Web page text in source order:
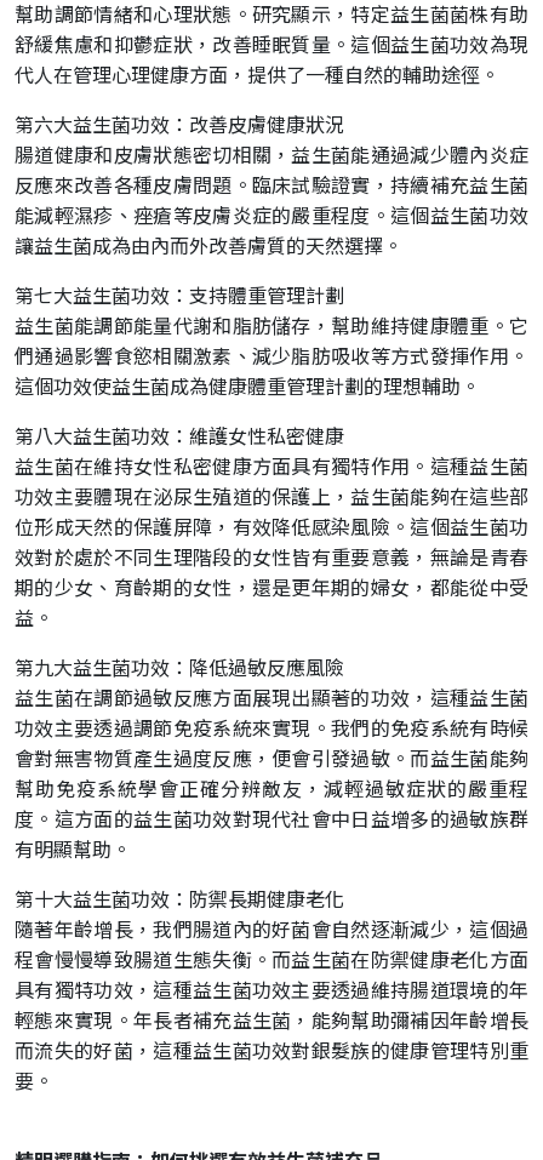
幫助調節情緒和心理狀態。研究顯示，特定益生菌菌株有助
舒緩焦慮和抑鬱症狀，改善睡眠質量。這個益生菌功效為現
代人在管理心理健康方面，提供了一種自然的輔助途徑。
第六大益生菌功效：改善皮膚健康狀況
腸道健康和皮膚狀態密切相關，益生菌能通過減少體內炎症
反應來改善各種皮膚問題。臨床試驗證實，持續補充益生菌
能減輕濕疹、痤瘡等皮膚炎症的嚴重程度。這個益生菌功效
讓益生菌成為由內而外改善膚質的天然選擇。
第七大益生菌功效：支持體重管理計劃
益生菌能調節能量代謝和脂肪儲存，幫助維持健康體重。它
們通過影響食慾相關激素、減少脂肪吸收等方式發揮作用。
這個功效使益生菌成為健康體重管理計劃的理想輔助。
第八大益生菌功效：維護女性私密健康
益生菌在維持女性私密健康方面具有獨特作用。這種益生菌
功效主要體現在泌尿生殖道的保護上，益生菌能夠在這些部
位形成天然的保護屏障，有效降低感染風險。這個益生菌功
效對於處於不同生理階段的女性皆有重要意義，無論是青春
期的少女、育齡期的女性，還是更年期的婦女，都能從中受
益。
第九大益生菌功效：降低過敏反應風險
益生菌在調節過敏反應方面展現出顯著的功效，這種益生菌
功效主要透過調節免疫系統來實現。我們的免疫系統有時候
會對無害物質產生過度反應，便會引發過敏。而益生菌能夠
幫助免疫系統學會正確分辨敵友，減輕過敏症狀的嚴重程
度。這方面的益生菌功效對現代社會中日益增多的過敏族群
有明顯幫助。
第十大益生菌功效：防禦長期健康老化
隨著年齡增長，我們腸道內的好菌會自然逐漸減少，這個過
程會慢慢導致腸道生態失衡。而益生菌在防禦健康老化方面
具有獨特功效，這種益生菌功效主要透過維持腸道環境的年
輕態來實現。年長者補充益生菌，能夠幫助彌補因年齡增長
而流失的好菌，這種益生菌功效對銀髮族的健康管理特別重
要。